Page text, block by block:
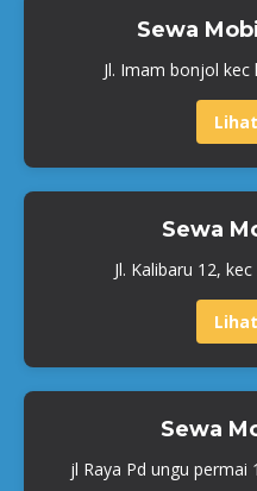
Sewa
Jl. Imam bonjol
Sewa
Jl. Kalibaru 12,
Sewa
jl Raya Pd ungu permai